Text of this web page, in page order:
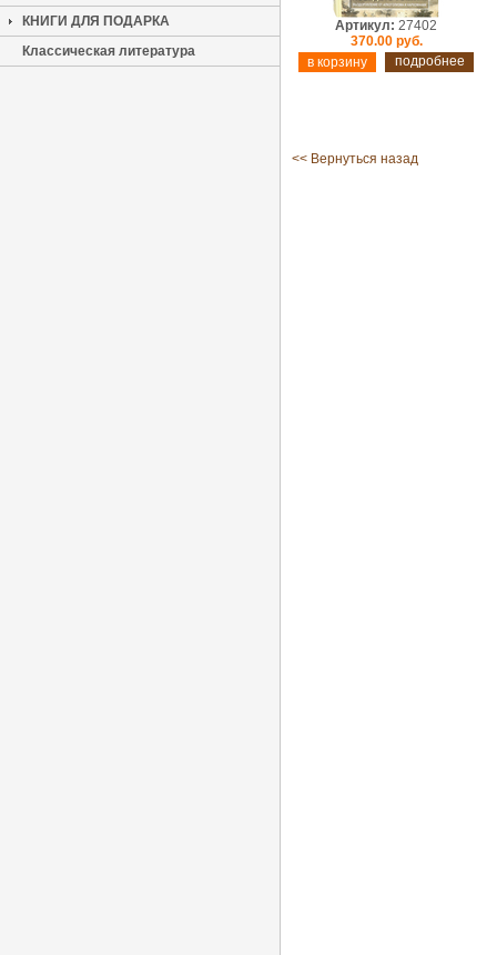
КНИГИ ДЛЯ ПОДАРКА
Классическая литература
Артикул: 27402
370.00 руб.
подробнее
<< Вернуться назад